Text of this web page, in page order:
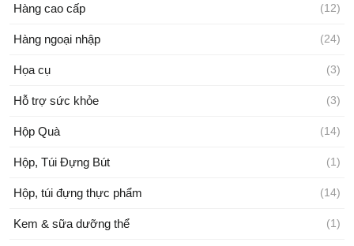
Hàng cao cấp (12)
Hàng ngoại nhập (24)
Họa cụ (3)
Hỗ trợ sức khỏe (3)
Hộp Quà (14)
Hộp, Túi Đựng Bút (1)
Hộp, túi đựng thực phẩm (14)
Kem & sữa dưỡng thể (1)